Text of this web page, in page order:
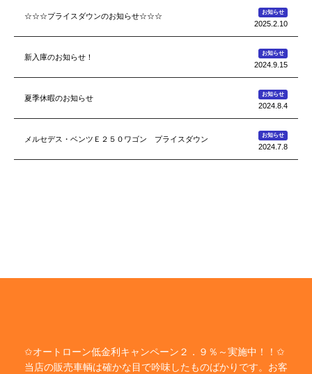
☆☆☆プライスダウンのお知らせ☆☆☆ お知らせ
2025.2.10
新入庫のお知らせ！ お知らせ
2024.9.15
夏季休暇のお知らせ お知らせ
2024.8.4
メルセデス・ベンツＥ２５０ワゴン プライスダウン お知らせ
2024.7.8
✩オートローン低金利キャンペーン２．９％～実施中！！✩
当店の販売車輌は確かな目で吟味したものばかりです。お客